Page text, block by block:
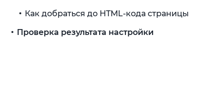
Как добраться до HTML-кода страницы
Проверка результата настройки